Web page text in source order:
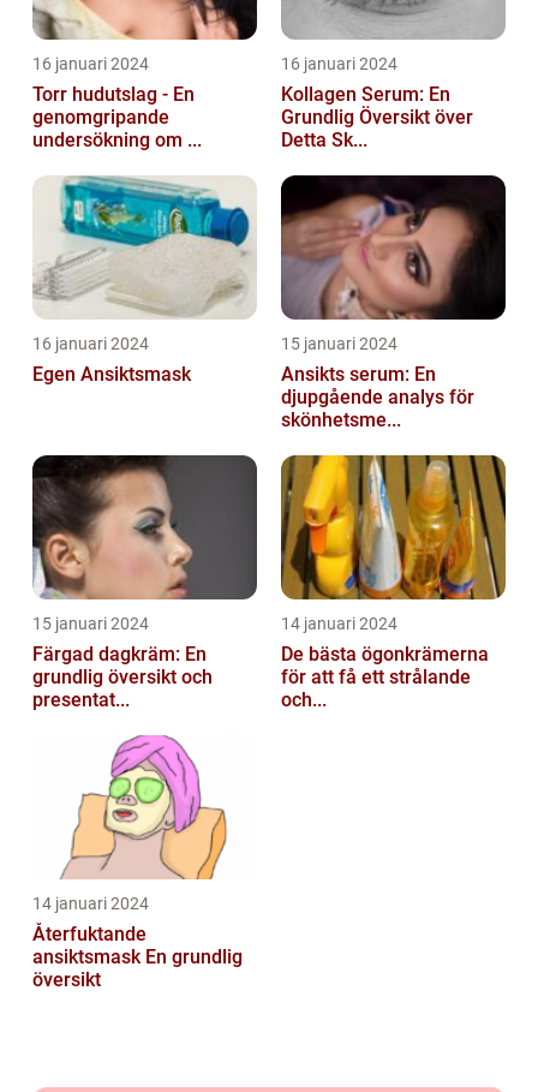
16 januari 2024
Torr hudutslag - En
genomgripande
undersökning om ...
16 januari 2024
Kollagen Serum: En
Grundlig Översikt över
Detta Sk...
16 januari 2024
Egen Ansiktsmask
15 januari 2024
Ansikts serum: En
djupgående analys för
skönhetsme...
15 januari 2024
Färgad dagkräm: En
grundlig översikt och
presentat...
14 januari 2024
De bästa ögonkrämerna
för att få ett strålande
och...
14 januari 2024
Återfuktande
ansiktsmask En grundlig
översikt